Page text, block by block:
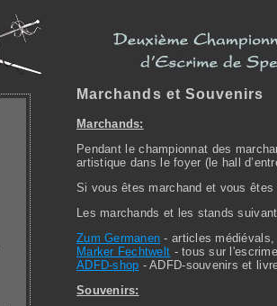
Marchands et Souvenirs
Marchands:
Pendant le championnat des
artistique dans le foyer (le hall
Si vous êtes marchand et vous
Les marchands et les stands
Zum Germanen - articles
Marker Fechtwelt - tous sur
ADFD-shop - ADFD-souvenirs et
Souvenirs: